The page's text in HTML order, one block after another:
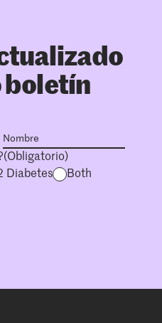
boletín
(Obligatorio)
Diabetes Both